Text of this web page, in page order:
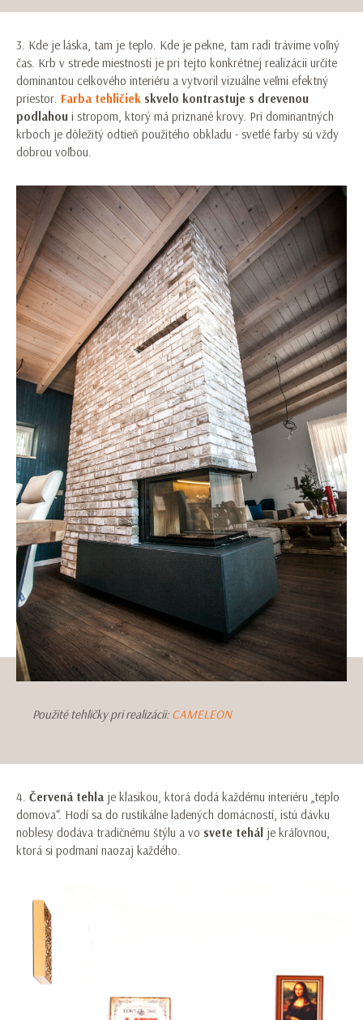
3. Kde je láska, tam je teplo. Kde je pekne, tam radi trávime voľný
čas. Krb v strede miestnosti je pri tejto konkrétnej realizácii určite
dominantou celkového interiéru a vytvoril vizuálne veľmi efektný
priestor. Farba tehličiek skvelo kontrastuje s drevenou
podlahou i stropom, ktorý má priznané krovy. Pri dominantných
krboch je dôležitý odtieň použitého obkladu - svetlé farby sú vždy
dobrou voľbou.
Použité tehličky pri realizácii: CAMELEON
4. Červená tehla je klasikou, ktorá dodá každému interiéru „teplo
domova“. Hodí sa do rustikálne ladených domácností, istú dávku
noblesy dodáva tradičnému štýlu a vo svete tehál je kráľovnou,
ktorá si podmaní naozaj každého.